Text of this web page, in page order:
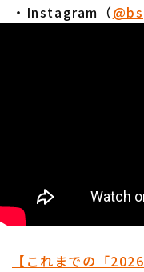
・Instagram（
【これまでの「